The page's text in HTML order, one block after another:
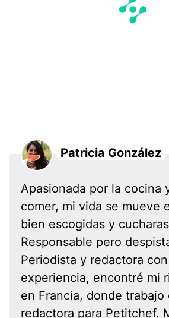
Patricia González
Apasionada por la cocina
comer, mi vida se mueve
bien escogidas y
Responsable pero
Periodista y redactora
experiencia, encontré mi
en Francia, donde trabajo
redactora para Petitchef.